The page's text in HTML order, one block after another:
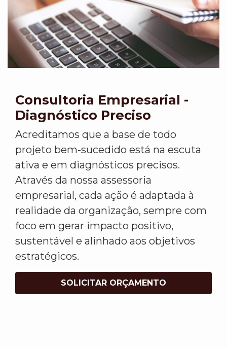
Consultoria Empresarial -
Diagnóstico Preciso
Acreditamos que a base de todo
projeto bem-sucedido está na escuta
ativa e em diagnósticos precisos.
Através da nossa assessoria
empresarial, cada ação é adaptada à
realidade da organização, sempre com
foco em gerar impacto positivo,
sustentável e alinhado aos objetivos
estratégicos.
SOLICITAR ORÇAMENTO